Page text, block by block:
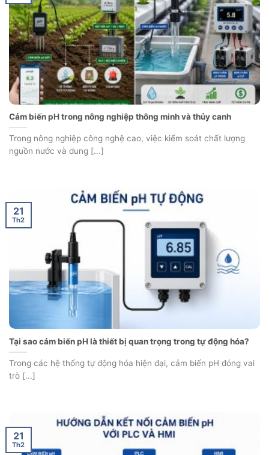
Cảm biến pH trong nông nghiệp thông minh và thủy canh
Trong nông nghiệp công nghệ cao, việc kiểm soát chất lượng
nguồn nước và dung [...]
Tại sao cảm biến pH là thiết bị quan trọng trong tự động hóa?
Trong các hệ thống tự động hóa hiện đại, cảm biến pH đóng vai
trò [...]
21
Th2
21
Th2